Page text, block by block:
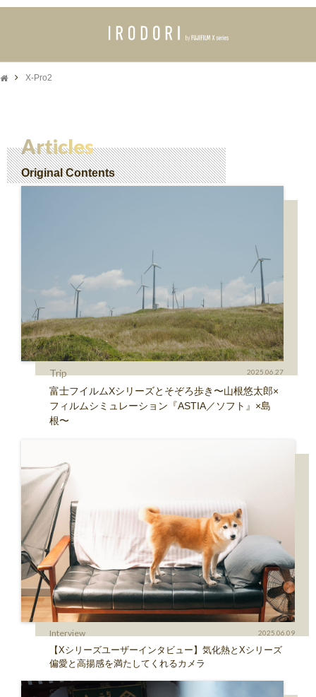
X-Pro2
Articles
Original Contents
Trip 2025.06.27
富士フイルムXシリーズとそぞろ歩き〜山根悠太郎×
フィルムシミュレーション『ASTIA／ソフト』×島
根〜
Interview 2025.06.09
【Xシリーズユーザーインタビュー】気化熱とXシリーズ
偏愛と高揚感を満たしてくれるカメラ